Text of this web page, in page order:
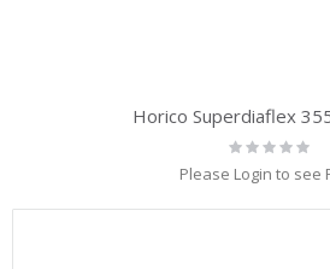
Horico Superdiaflex
Rating:
0%
Please Login to see